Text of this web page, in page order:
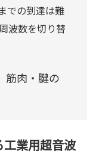
での到達は難
波数を切り替
筋肉・腱の
業用超音波